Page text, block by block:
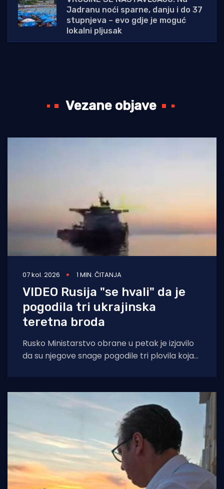
Jadranu noći sparne, danju i do 37
stupnjeva – evo gdje je moguć
lokalni pljusak
Vezane objave
07 kol. 2026 1 MIN. ČITANJA
VIDEO Rusija "se hvali" da je
pogodila tri ukrajinska
teretna broda
Rusko Ministarstvo obrane u petak je izjavilo
da su njegove snage pogodile tri plovila koja